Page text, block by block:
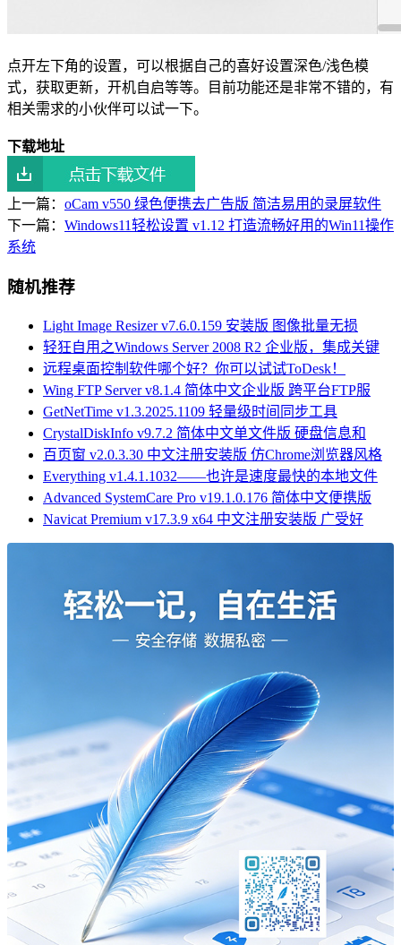
点开左下角的设置，可以根据自己的喜好设置深色/浅色模
式，获取更新，开机自启等等。目前功能还是非常不错的，有
相关需求的小伙伴可以试一下。
下载地址
上一篇： oCam v550 绿色便携去广告版 简洁易用的录屏软件
下一篇： Windows11轻松设置 v1.12 打造流畅好用的Win11操作
系统
随机推荐
Light Image Resizer v7.6.0.159 安装版 图像批量无损
轻狂自用之Windows Server 2008 R2 企业版，集成关键
远程桌面控制软件哪个好？你可以试试ToDesk！
Wing FTP Server v8.1.4 简体中文企业版 跨平台FTP服
GetNetTime v1.3.2025.1109 轻量级时间同步工具
CrystalDiskInfo v9.7.2 简体中文单文件版 硬盘信息和
百页窗 v2.0.3.30 中文注册安装版 仿Chrome浏览器风格
Everything v1.4.1.1032——也许是速度最快的本地文件
Advanced SystemCare Pro v19.1.0.176 简体中文便携版
Navicat Premium v17.3.9 x64 中文注册安装版 广受好